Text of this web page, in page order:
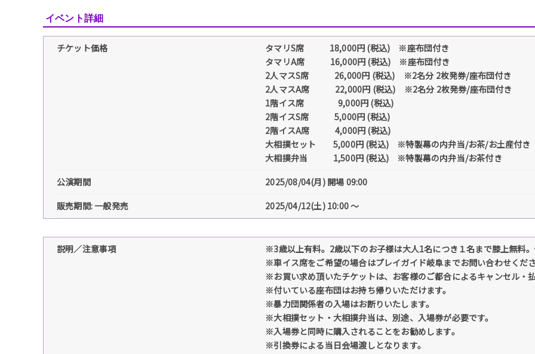
イベント詳細
チケット価格
タマリS席 18,000円 (税込) ※座布団付き
タマリA席 16,000円 (税込) ※座布団付き
2人マスS席 26,000円 (税込) ※2名分 2枚発券/座布団付き
2人マスA席 22,000円 (税込) ※2名分 2枚発券/座布団付き
1階イス席 9,000円 (税込)
2階イスS席 5,000円 (税込)
2階イスA席 4,000円 (税込)
大相撲セット 5,000円 (税込) ※特製幕の内弁当/お茶/お土産付き
大相撲弁当 1,500円 (税込) ※特製幕の内弁当/お茶付き
公演期間
2025/08/04(月) 開場 09:00
販売期間: 一般発売
2025/04/12(土) 10:00 〜
説明／注意事項
※3歳以上有料。2歳以下のお子様は大人1名につき１名まで膝上無料。
※車イス席をご希望の場合はプレイガイド岐阜までお問い合わせくださ
※お買い求め頂いたチケットは、お客様のご都合によるキャンセル・
※付いている座布団はお持ち帰りいただけます。
※暴力団関係者の入場はお断りいたします。
※大相撲セット・大相撲弁当は、別途、入場券が必要です。
※入場券と同時に購入されることをお勧めします。
※引換券による当日会場渡しとなります。